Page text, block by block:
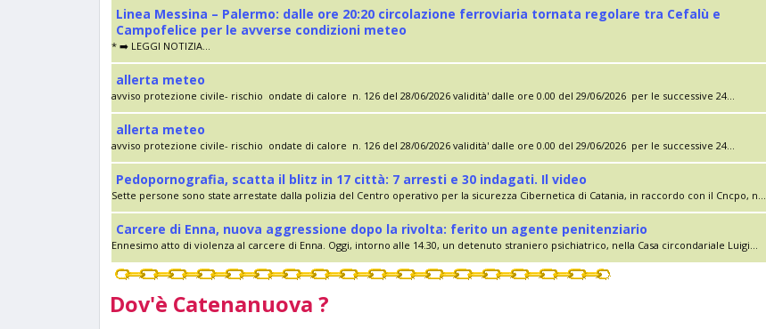
Linea Messina – Palermo: dalle ore 20:20 circolazione ferroviaria tornata regolare tra Cefalù e
Campofelice per le avverse condizioni meteo
* ➡️ LEGGI NOTIZIA...
allerta meteo
avviso protezione civile- rischio ondate di calore n. 126 del 28/06/2026 validità' dalle ore 0.00 del 29/06/2026 per le successive 24...
allerta meteo
avviso protezione civile- rischio ondate di calore n. 126 del 28/06/2026 validità' dalle ore 0.00 del 29/06/2026 per le successive 24...
Pedopornografia, scatta il blitz in 17 città: 7 arresti e 30 indagati. Il video
Sette persone sono state arrestate dalla polizia del Centro operativo per la sicurezza Cibernetica di Catania, in raccordo con il Cncpo, n...
Carcere di Enna, nuova aggressione dopo la rivolta: ferito un agente penitenziario
Ennesimo atto di violenza al carcere di Enna. Oggi, intorno alle 14.30, un detenuto straniero psichiatrico, nella Casa circondariale Luigi...
Dov'è Catenanuova ?